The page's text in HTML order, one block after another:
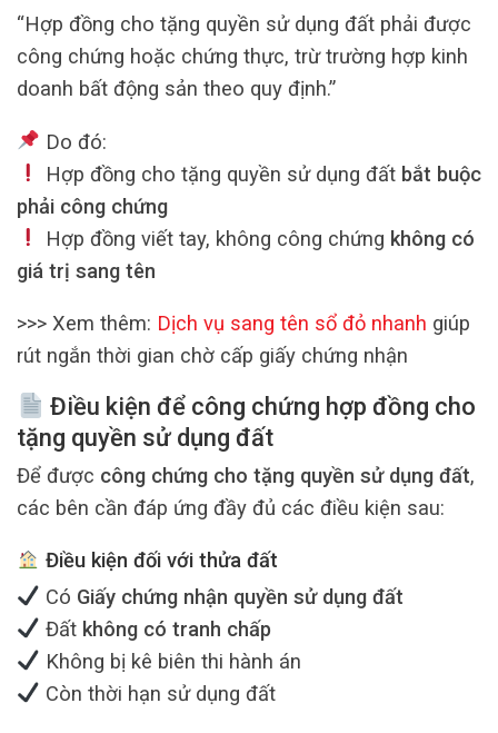
“Hợp đồng cho tặng quyền sử dụng đất phải được
công chứng hoặc chứng thực, trừ trường hợp kinh
doanh bất động sản theo quy định.”
Do đó:
Hợp đồng cho tặng quyền sử dụng đất bắt buộc
phải công chứng
Hợp đồng viết tay, không công chứng không có
giá trị sang tên
>>> Xem thêm: Dịch vụ sang tên sổ đỏ nhanh giúp
rút ngắn thời gian chờ cấp giấy chứng nhận
Điều kiện để công chứng hợp đồng cho
tặng quyền sử dụng đất
Để được công chứng cho tặng quyền sử dụng đất,
các bên cần đáp ứng đầy đủ các điều kiện sau:
Điều kiện đối với thửa đất
Có Giấy chứng nhận quyền sử dụng đất
Đất không có tranh chấp
Không bị kê biên thi hành án
Còn thời hạn sử dụng đất